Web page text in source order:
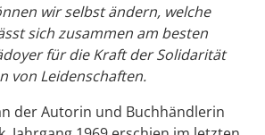
wir selbst ändern, welche
sich zusammen am besten
für die Kraft der Solidarität
von Leidenschaften.
der Autorin und Buchhändlerin